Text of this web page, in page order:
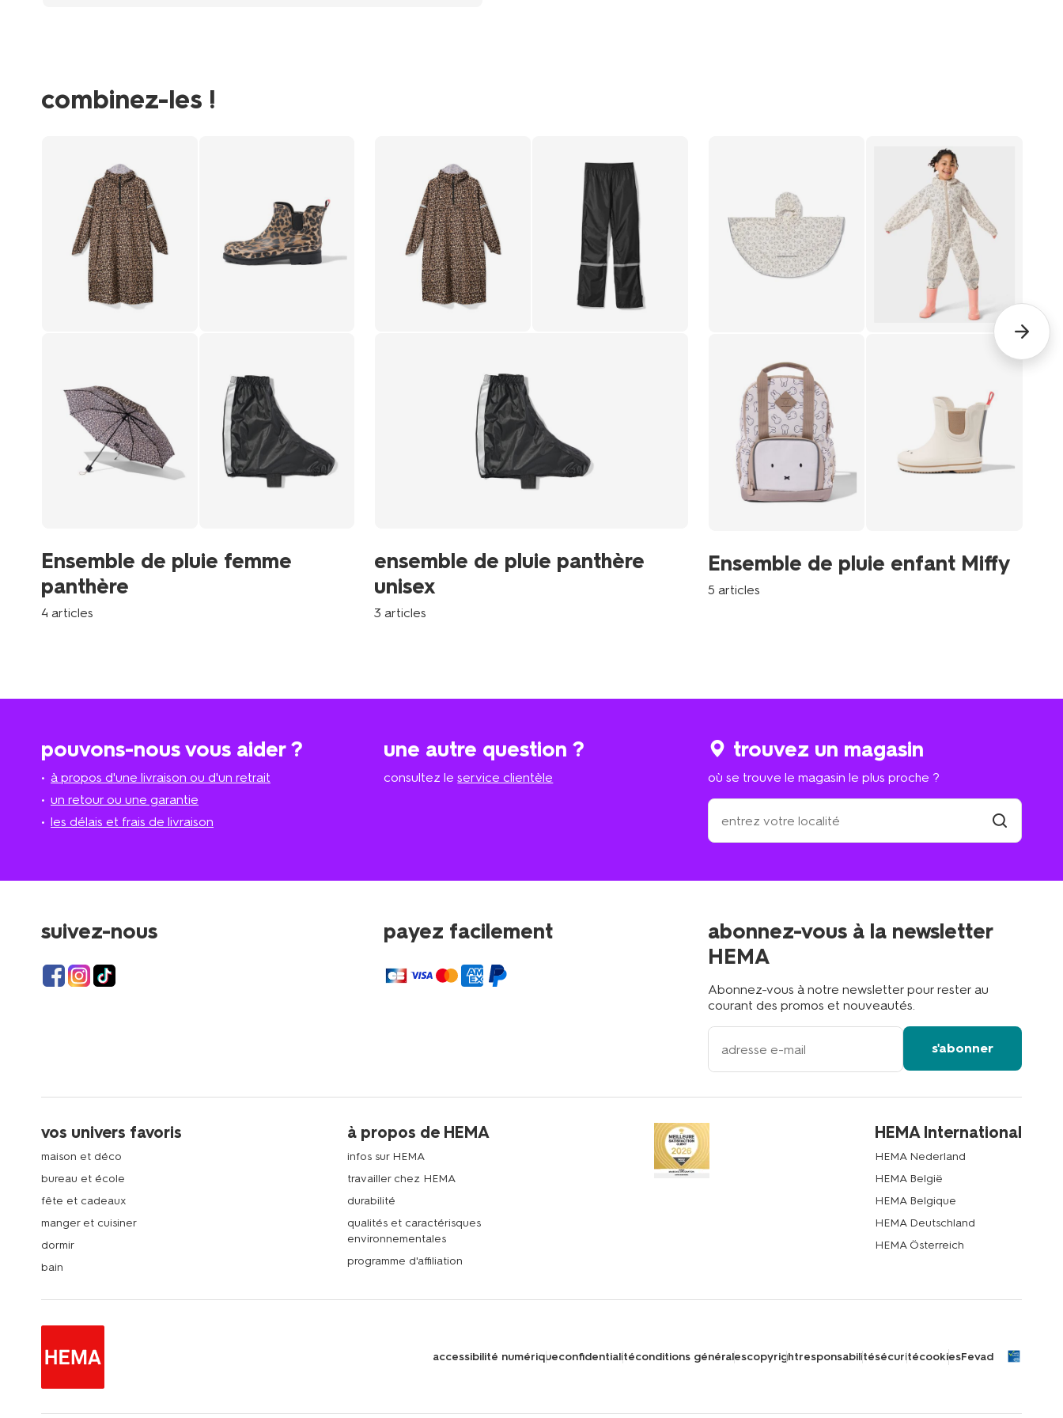
combinez-les !
Ensemble de pluie femme
panthère
4 articles
ensemble de pluie panthère
unisex
3 articles
Ensemble de pluie enfant Miffy
5 articles
pouvons-nous vous aider ?
à propos d'une livraison ou d'un retrait
un retour ou une garantie
les délais et frais de livraison
une autre question ?
consultez leservice clientèle
trouvez un magasin
où se trouve le magasin le plus proche ?
où
trouve
le
?
trouver
suivez-nous payez facilement
abonnez-vous à la newsletter
HEMA
Abonnez-vous à notre newsletter pour rester au
courant des promos et nouveautés.
votre
adresse
s'abonner
vos univers favoris
maison et déco
bureau et école
fête et cadeaux
manger et cuisiner
dormir
bain
à propos de HEMA
infos sur HEMA
travailler chez HEMA
durabilité
qualités et caractérisques
environnementales
programme d'affiliation
HEMA International
HEMA Nederland
HEMA België
HEMA Belgique
HEMA Deutschland
HEMA Österreich
accessibilité numériqueconfidentialitéconditions généralescopyrightresponsabilitésécuritécookiesFevad